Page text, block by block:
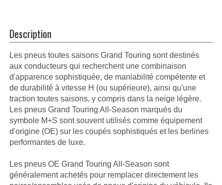
Description
Les pneus toutes saisons Grand Touring sont destinés
aux conducteurs qui recherchent une combinaison
d'apparence sophistiquée, de maniabilité compétente et
de durabilité à vitesse H (ou supérieure), ainsi qu'une
traction toutes saisons, y compris dans la neige légère.
Les pneus Grand Touring All-Season marqués du
symbole M+S sont souvent utilisés comme équipement
d'origine (OE) sur les coupés sophistiqués et les berlines
performantes de luxe.
Les pneus OE Grand Touring All-Season sont
généralement achetés pour remplacer directement les